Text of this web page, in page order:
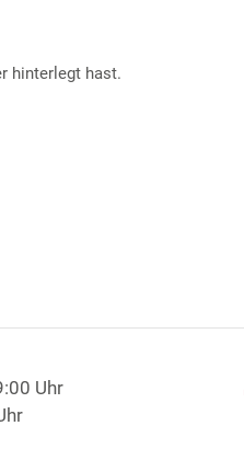
hinterlegt hast.
Uhr